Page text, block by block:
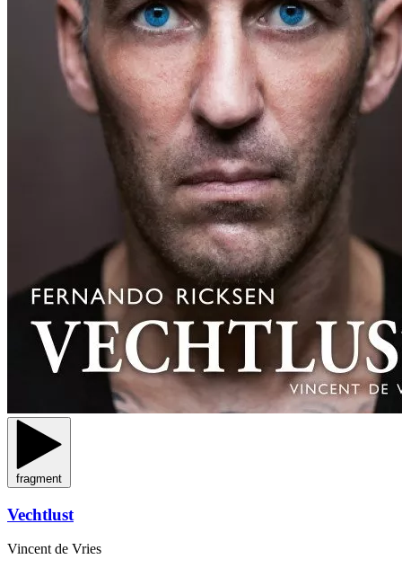
fragment
Vechtlust
Vincent de Vries